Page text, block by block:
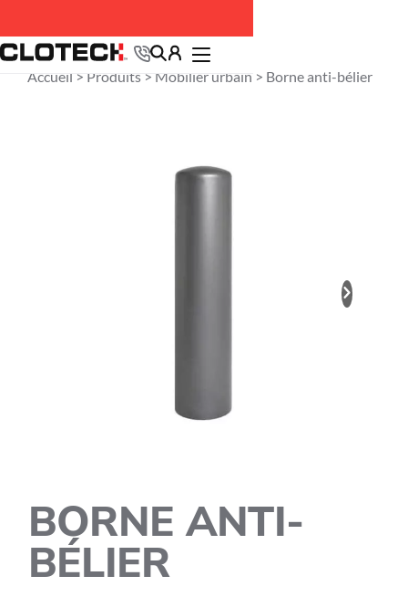
Accueil > Produits> Mobilier urbain > Borne anti-bélier
BORNE ANTI-
BÉLIER